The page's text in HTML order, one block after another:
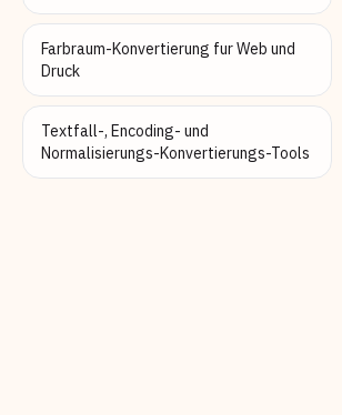
Farbraum-Konvertierung fur Web und
Druck
Textfall-, Encoding- und
Normalisierungs-Konvertierungs-Tools